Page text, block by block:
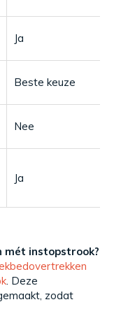
Ja
Beste keuze
Nee
Ja
mét instopstrook?
. Deze
zodat